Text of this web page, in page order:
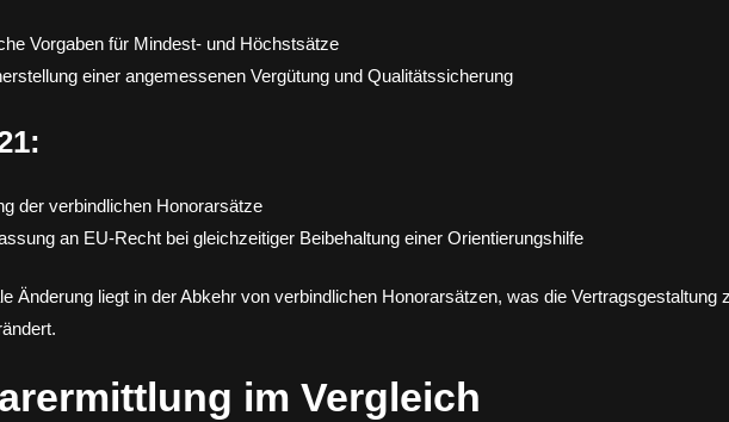
Vorgaben für Mindest- und Höchstsätze
einer angemessenen Vergütung und Qualitätssicherung
der verbindlichen Honorarsätze
an EU-Recht bei gleichzeitiger Beibehaltung einer Orientierungshilfe
Änderung liegt in der Abkehr von verbindlichen Honorarsätzen, was die Vertragsgestaltung
im Vergleich